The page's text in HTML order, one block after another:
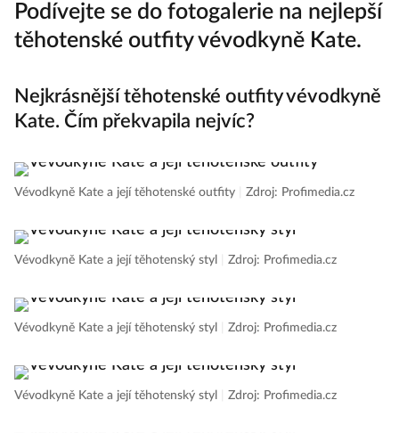
Podívejte se do fotogalerie na nejlepší
těhotenské outfity vévodkyně Kate.
Nejkrásnější těhotenské outfity vévodkyně
Kate. Čím překvapila nejvíc?
Vévodkyně Kate a její těhotenské outfity Zdroj: Profimedia.cz
Vévodkyně Kate a její těhotenský styl Zdroj: Profimedia.cz
Vévodkyně Kate a její těhotenský styl Zdroj: Profimedia.cz
Vévodkyně Kate a její těhotenský styl Zdroj: Profimedia.cz